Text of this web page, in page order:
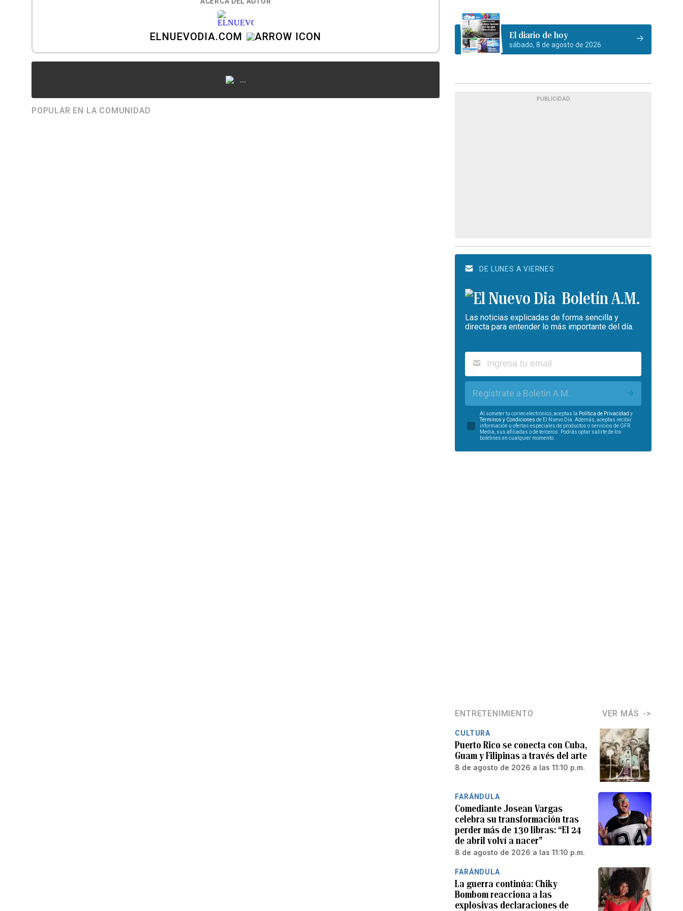
ELNUEVODIA.COM
...
POPULAR EN LA COMUNIDAD
El diario de hoy
sábado, 8 de agosto de 2026
PUBLICIDAD
DE LUNES A VIERNES
Boletín A.M.
Las noticias explicadas de forma sencilla y
directa para entender lo más importante del día.
Regístrate a Boletín A.M.
Al someter tu correo electrónico, aceptas la Política de Privacidad y
Términos y Condiciones de El Nuevo Día. Además, aceptas recibir
información u ofertas especiales de productos o servicios de GFR
Media, sus afiliadas o de terceros. Podrás optar salirte de los
boletines en cualquier momento.
ENTRETENIMIENTO VER MÁS
CULTURA
Puerto Rico se conecta con Cuba,
Guam y Filipinas a través del arte
8 de agosto de 2026 a las 11:10 p.m.
FARÁNDULA
Comediante Josean Vargas
celebra su transformación tras
perder más de 130 libras: “El 24
de abril volví a nacer”
8 de agosto de 2026 a las 11:10 p.m.
FARÁNDULA
La guerra continúa: Chiky
Bombom reacciona a las
explosivas declaraciones de